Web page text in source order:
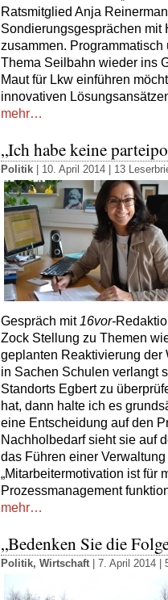
Ratsmitglied Anja
Sondierungsgesprächen mit
zusammen.
Thema Seilbahn wieder ins
Maut für Lkw einführen
innovativen
mehr…
„Ich habe keine
Politik | 10. April 2014 | 13
Gespräch mit 16vor-
Zock Stellung zu Themen
geplanten Reaktivierung der
in Sachen Schulen verlangt
Standorts Egbert zu
hat, dann halte ich es
eine Entscheidung auf den
Nachholbedarf sieht sie auf
das Führen einer
„Mitarbeitermotivation ist für
Prozessmanagement
mehr…
„Bedenken Sie die
Politik, Wirtschaft | 7. April 2014 |